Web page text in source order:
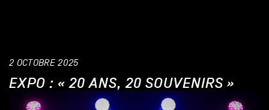
2 OCTOBRE 2025
EXPO : « 20 ANS, 20 SOUVENIRS »